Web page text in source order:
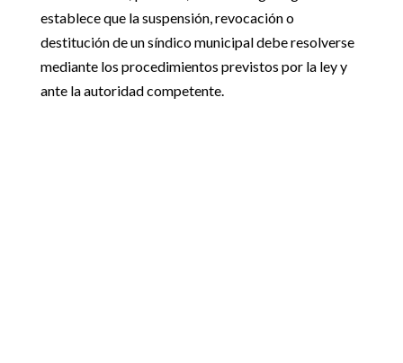
establece que la suspensión, revocación o
destitución de un síndico municipal debe resolverse
mediante los procedimientos previstos por la ley y
ante la autoridad competente.